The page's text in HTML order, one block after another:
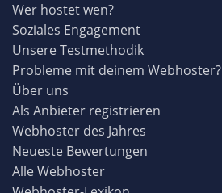
Wer hostet wen?
Soziales Engagement
Unsere Testmethodik
Probleme mit deinem Webhoster?
Über uns
Als Anbieter registrieren
Webhoster des Jahres
Neueste Bewertungen
Alle Webhoster